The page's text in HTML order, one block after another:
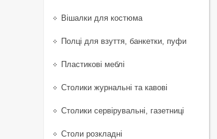
Вішалки для костюма
Полці для взуття, банкетки, пуфи
Пластикові меблі
Столики журнальні та кавові
Столики сервірувальні, газетниці
Столи розкладні